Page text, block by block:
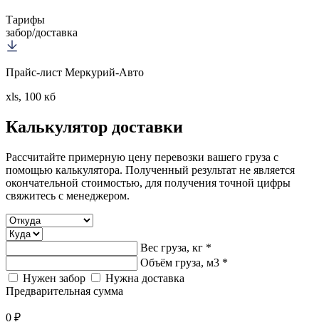
Тарифы
забор/доставка
Прайс-лист Меркурий-Авто
xls, 100 кб
Калькулятор доставки
Рассчитайте примерную цену перевозки вашего груза с
помощью калькулятора. Полученный результат не является
окончательной стоимостью, для получения точной цифры
свяжитесь с менеджером.
Вес груза, кг *
Объём груза, м3 *
Нужен забор
Нужна доставка
Предварительная сумма
0 ₽